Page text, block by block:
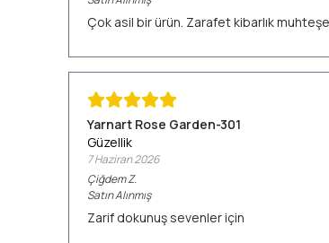
Çok asil bir ürün. Zarafet kibarlık
Yarnart Rose Garden-301
Güzellik
7 Haziran 2026
ÇiğdemZ.
Satın Alınmış
Zarif dokunuş sevenler için